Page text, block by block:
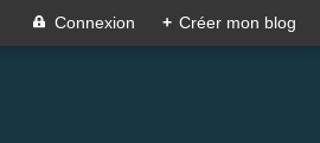
Connexion + Créer mon blog